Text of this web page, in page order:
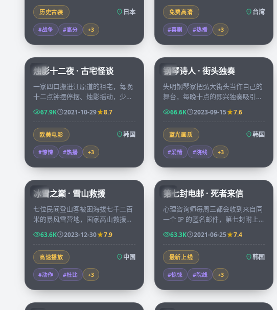
历史古装 日本
#战争 #高分 +3
免费高清 台湾
#喜剧 #热播 +3
KR
99:25
烛影十二夜 · 古宅怪谈
一家四口搬进江原道的祖宅，每晚
十二点钟摆停摆、烛影摇动，少女
在阁楼里发现了不属于这个时代的
日记，连续十二夜，故事走向无人
预料。
67.9K 2021-10-29 8.7
欧美电影 韩国
#惊悚 #热播 +3
KR
67:32
钢琴诗人 · 街头独奏
失明钢琴家把弘大街头当作自己的
舞台，每晚十点的即兴独奏吸引了
一位独自旅行的小说编辑，二人在
乐谱与文字之间慢慢靠近。
66.6K 2023-09-15 7.6
蓝光画质 韩国
#爱情 #院线 +3
CN
99:34
冰雪之巅 · 雪山救援
七位民间登山客被困海拔七千二百
米的暴风雪营地，国家高山救援队
在零下四十度的环境中展开五十六
小时的极限营救。
63.6K 2023-12-30 7.9
高速播放 中国
#动作 #杜比 +3
KR
99:14
第七封电邮 · 死者来信
心理咨询师每周三都会收到来自同
一个 IP 的匿名邮件，第七封附上
了一张多年前失踪学生的照片，他
被迫重新打开尘封的旧档。
63.3K 2021-06-25 7.4
最新上线 韩国
#惊悚 #院线 +3
59:46 45:37